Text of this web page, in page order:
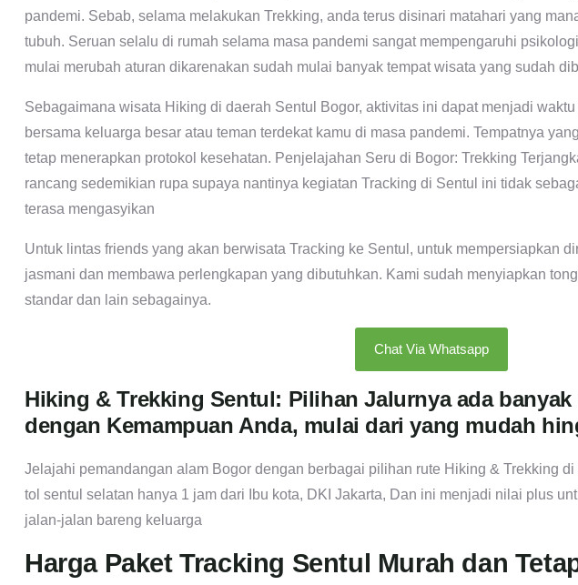
pandemi. Sebab, selama melakukan Trekking, anda terus disinari matahari yang
tubuh. Seruan selalu di rumah selama masa pandemi sangat mempengaruhi
mulai merubah aturan dikarenakan sudah mulai banyak tempat wisata yang sudah
Sebagaimana wisata Hiking di daerah Sentul Bogor, aktivitas ini dapat menjadi
bersama keluarga besar atau teman terdekat kamu di masa pandemi. Tempatnya
tetap menerapkan protokol kesehatan. Penjelajahan Seru di Bogor: Trekking
rancang sedemikian rupa supaya nantinya kegiatan Tracking di Sentul ini tidak
terasa mengasyikan
Untuk lintas friends yang akan berwisata Tracking ke Sentul, untuk mempersiapkan
jasmani dan membawa perlengkapan yang dibutuhkan. Kami sudah menyiapkan
standar dan lain sebagainya.
Chat Via Whatsapp
Hiking & Trekking Sentul: Pilihan Jalurnya ada
dengan Kemampuan Anda, mulai dari yang mudah
Jelajahi pemandangan alam Bogor dengan berbagai pilihan rute Hiking & Trekking
tol sentul selatan hanya 1 jam dari Ibu kota, DKI Jakarta, Dan ini menjadi nilai plus
jalan-jalan bareng keluarga
Harga Paket Tracking Sentul Murah dan